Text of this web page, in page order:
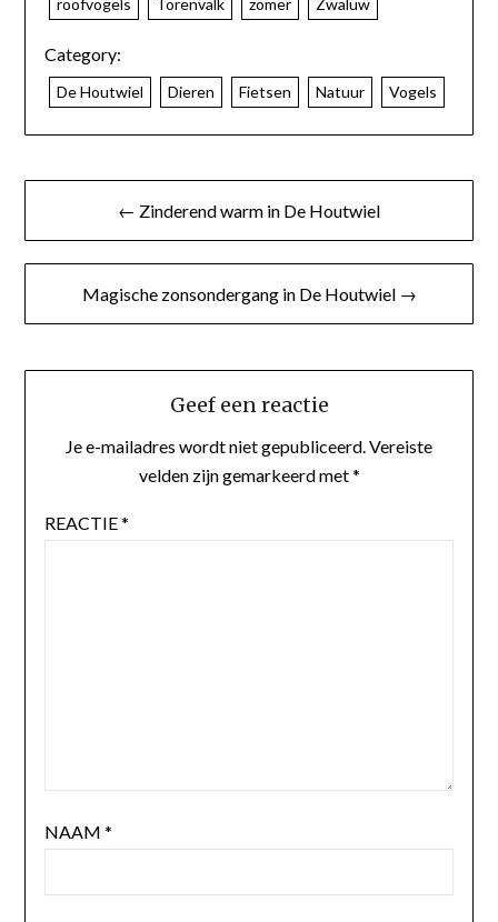
Category:
De Houtwiel Dieren Fietsen Natuur Vogels
← Zinderend warm in De Houtwiel
Magische zonsondergang in De Houtwiel →
Geef een reactie
Je e-mailadres wordt niet gepubliceerd.Vereiste
velden zijn gemarkeerd met*
REACTIE*
NAAM *